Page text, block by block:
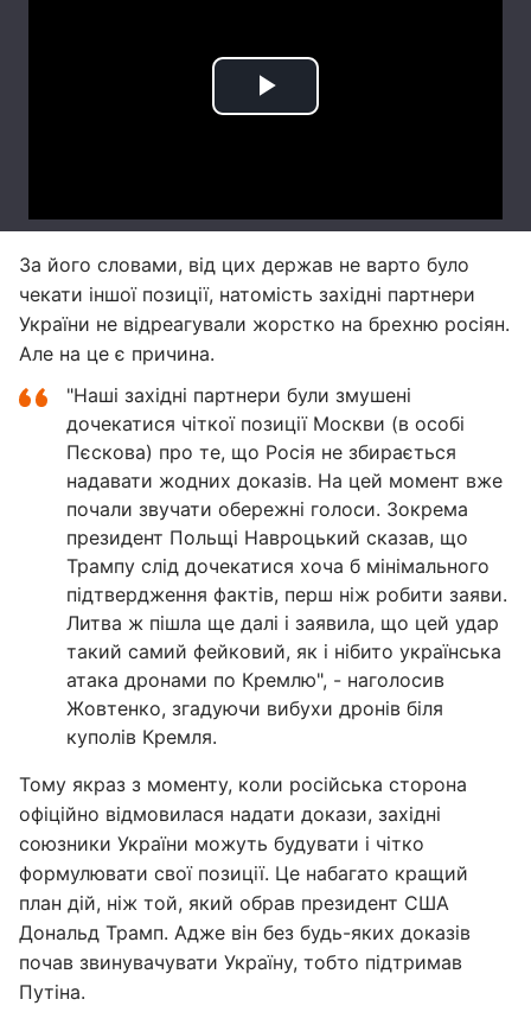
За його словами, від цих держав не варто було
чекати іншої позиції, натомість західні партнери
України не відреагували жорстко на брехню росіян.
Але на це є причина.
"Наші західні партнери були змушені
дочекатися чіткої позиції Москви (в особі
Пєскова) про те, що Росія не збирається
надавати жодних доказів. На цей момент вже
почали звучати обережні голоси. Зокрема
президент Польщі Навроцький сказав, що
Трампу слід дочекатися хоча б мінімального
підтвердження фактів, перш ніж робити заяви.
Литва ж пішла ще далі і заявила, що цей удар
такий самий фейковий, як і нібито українська
атака дронами по Кремлю", - наголосив
Жовтенко, згадуючи вибухи дронів біля
куполів Кремля.
Тому якраз з моменту, коли російська сторона
офіційно відмовилася надати докази, західні
союзники України можуть будувати і чітко
формулювати свої позиції. Це набагато кращий
план дій, ніж той, який обрав президент США
Дональд Трамп. Адже він без будь-яких доказів
почав звинувачувати Україну, тобто підтримав
Путіна.